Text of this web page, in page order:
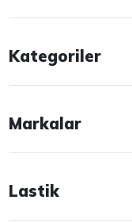
Kategoriler
Markalar
Lastik